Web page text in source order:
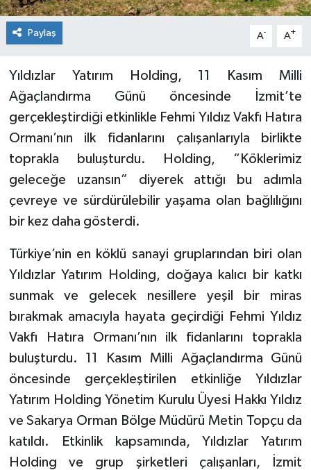
Paylaş A- A+
Yıldızlar Yatırım Holding, 11 Kasım Milli
Ağaçlandırma Günü öncesinde İzmit’te
gerçekleştirdiği etkinlikle Fehmi Yıldız Vakfı Hatıra
Ormanı’nın ilk fidanlarını çalışanlarıyla birlikte
toprakla buluşturdu. Holding, “Köklerimiz
geleceğe uzansın” diyerek attığı bu adımla
çevreye ve sürdürülebilir yaşama olan bağlılığını
bir kez daha gösterdi.
Türkiye’nin en köklü sanayi gruplarından biri olan
Yıldızlar Yatırım Holding, doğaya kalıcı bir katkı
sunmak ve gelecek nesillere yeşil bir miras
bırakmak amacıyla hayata geçirdiği Fehmi Yıldız
Vakfı Hatıra Ormanı’nın ilk fidanlarını toprakla
buluşturdu. 11 Kasım Milli Ağaçlandırma Günü
öncesinde gerçekleştirilen etkinliğe Yıldızlar
Yatırım Holding Yönetim Kurulu Üyesi Hakkı Yıldız
ve Sakarya Orman Bölge Müdürü Metin Topçu da
katıldı. Etkinlik kapsamında, Yıldızlar Yatırım
Holding ve grup şirketleri çalışanları, İzmit